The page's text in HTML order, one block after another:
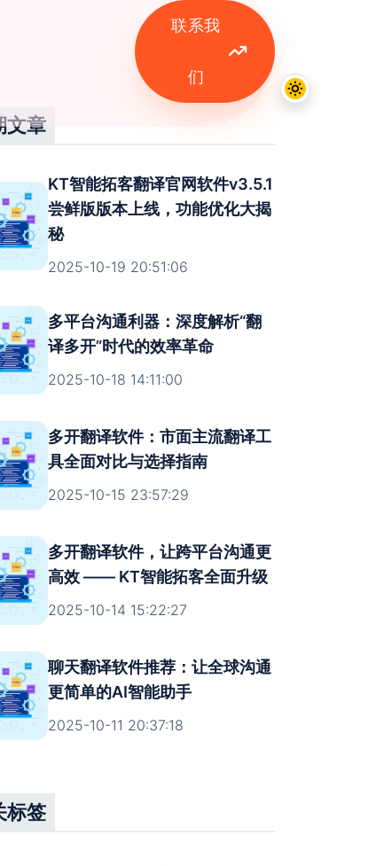
联系我
们
文章
KT智能拓客翻译官网软件v3.5.1
尝鲜版版本上线，功能优化大揭
秘
2025-10-19 20:51:06
多平台沟通利器：深度解析“翻
译多开”时代的效率革命
2025-10-18 14:11:00
多开翻译软件：市面主流翻译工
具全面对比与选择指南
2025-10-15 23:57:29
多开翻译软件，让跨平台沟通更
高效 —— KT智能拓客全面升级
2025-10-14 15:22:27
聊天翻译软件推荐：让全球沟通
更简单的AI智能助手
2025-10-11 20:37:18
标签